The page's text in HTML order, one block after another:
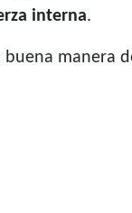
interna.
manera